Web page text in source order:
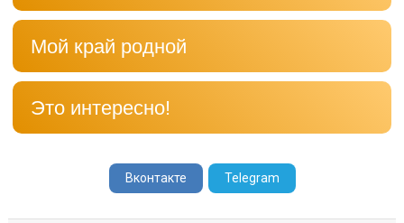
Мой край родной
Это интересно!
Вконтакте Telegram